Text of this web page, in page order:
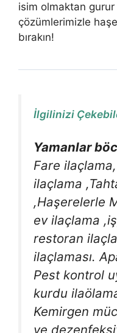
isim olmaktan
çözümlerimizle
bırakın!
İlgilinizi
Yamanlar
Fare
ilaçlama
,Haşerelerle
ev ilaçlama
restoran
ilaçlaması.
Pest kontrol
kurdu
Kemirgen
ve